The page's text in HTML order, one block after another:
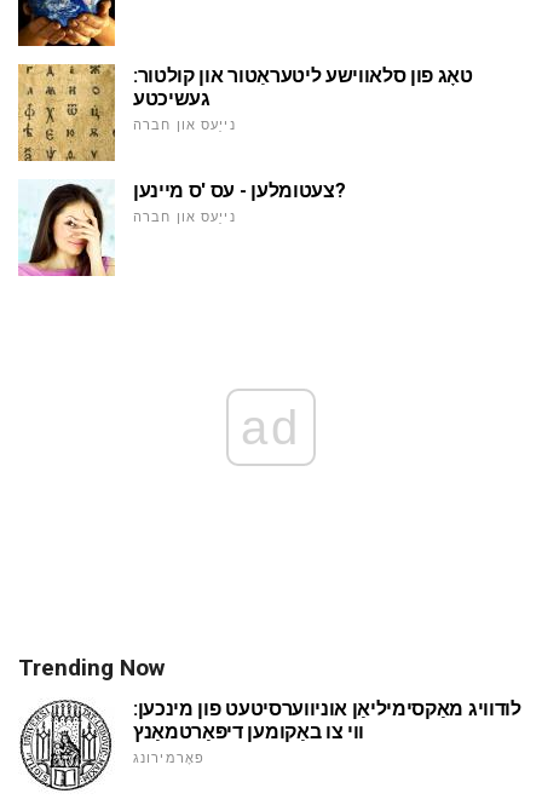
טאָג פון סלאווישע ליטעראַטור און קולטור:
געשיכטע
נייַעס און חברה
צעטומלען - עס 'ס מיינען?
נייַעס און חברה
ad
Trending Now
לודוויג מאַקסימיליאַן אוניווערסיטעט פון מינכען:
ווי צו באַקומען דיפּאַרטמאַנץ
פאָרמירונג